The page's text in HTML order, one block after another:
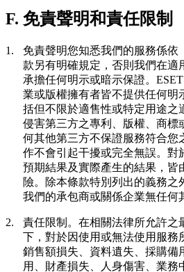
F. 免責聲明和責任限制
1.
免責聲明您知悉我們的服務係依
款另有明確規定，否則我們在適
承擔任何明示或暗示保證。
業或版權擁有者皆不提供任何明
括但不限於適售性或特定用途之
侵害第三方之專利、版權、商標
何其他第三方不保證服務符合您
作不會引起干擾或完全無誤。對
預期結果及實際產生的結果，皆
險。除本條款特別列出的義務之
我們的承包商或關係企業無任何
2.
責任限制。在相關法律所允許之
下，對於因使用或無法使用服務
銷售額損失、資料遺失、採購備
用、財產損失、人身傷害、業務